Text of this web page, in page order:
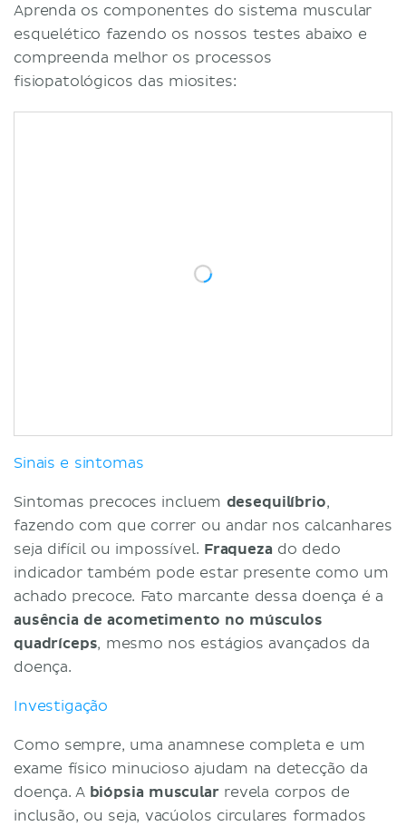
Aprenda os componentes do sistema muscular
esquelético fazendo os nossos testes abaixo e
compreenda melhor os processos
fisiopatológicos das miosites:
Sinais e sintomas
Sintomas precoces incluem desequilíbrio,
fazendo com que correr ou andar nos calcanhares
seja difícil ou impossível. Fraqueza do dedo
indicador também pode estar presente como um
achado precoce. Fato marcante dessa doença é a
ausência de acometimento no músculos
quadríceps, mesmo nos estágios avançados da
doença.
Investigação
Como sempre, uma anamnese completa e um
exame físico minucioso ajudam na detecção da
doença. A biópsia muscularrevela corpos de
inclusão, ou seja, vacúolos circulares formados